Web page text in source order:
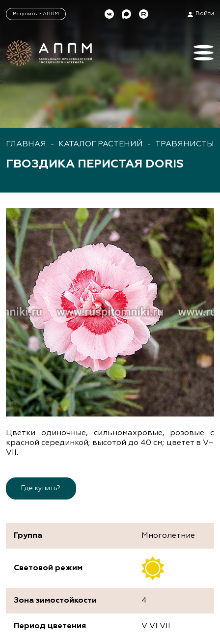
Вступить в АППМ Войти
ГЛАВНАЯ - КАТАЛОГ РАСТЕНИЙ -
ГВОЗДИКА ПЕРИСТАЯ DORIS
Цветки одиночные, сильномахровые, розовые с
красной серединкой; высотой до 40 см; цветет в V–
VІІ.
Где купить?
Группа Многолетние
Световой режим
Зона зимостойкости 4
Период цветения V VI VII